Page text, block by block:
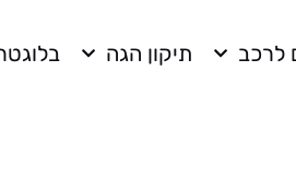
לרכב תיקון הגה